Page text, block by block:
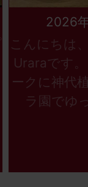
2026
こんにちは
Uraraです
ークに神代
ラ園でゆ